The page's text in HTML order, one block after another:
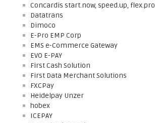
Concardis start.now, speed.up, flex.pro
Datatrans
Dimoco
E-Pro EMP Corp
EMS e-Commerce Gateway
EVO E-PAY
First Cash Solution
First Data Merchant Solutions
FXCPay
Heidelpay Unzer
hobex
ICEPAY